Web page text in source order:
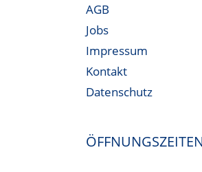
AGB
Jobs
Impressum
Kontakt
Datenschutz